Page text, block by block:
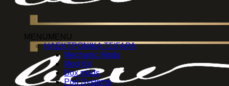
MENU
MENU
ΗΛΕΚΤΡΟΝΙΚΑ ΤΣΙΓΑΡΑ
Mechanic Mods
Mod Kit
Box mods
Pod Systems